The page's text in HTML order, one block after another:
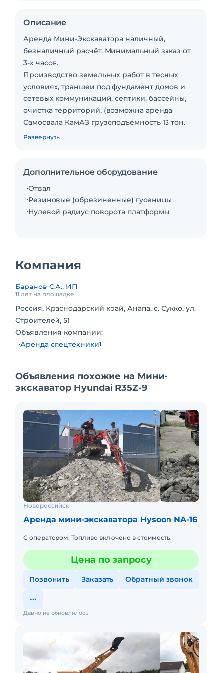
Описание
Аренда Мини-Экскаватора наличный,
безналичный расчёт. Минимальный заказ от
3-х часов.
Производство земельных работ в тесных
условиях, траншеи под фундамент домов и
сетевых коммуникаций, септики, бассейны,
очистка территорий, (возможна аренда
Самосвала КамАЗ грузоподъёмность 13 тон.
Габариты мини-экскаватора: Параметры
копания - 3.15м.
-Вместимость ковша - 0.11куб
Дополнительно: Стоянка мини-экскаватора -
работ.
Развернуть
Дополнительное оборудование
Отвал
Резиновые (обрезиненные) гусеницы
Нулевой радиус поворота платформы
Компания
Баранов С.А., ИП
11 лет на площадке
Россия, Краснодарский край, Анапа, с. Сукко, ул.
Строителей, 51
Объявления компании:
Аренда спецтехники1
Объявления похожие на Мини-
экскаватор Hyundai R35Z-9
Новороссийск
Аренда мини-экскаватора Hysoon NA-16
С оператором. Топливо включено в стоимость.
Цена по запросу
Позвонить Заказать Обратный звонок
Давно не обновлялось